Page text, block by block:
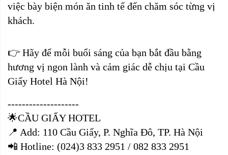
việc bày biện món ăn tinh tế đến chăm sóc từng vị
khách.
👉 Hãy để mỗi buổi sáng của bạn bắt đầu bằng
hương vị ngon lành và cảm giác dễ chịu tại Cầu
Giấy Hotel Hà Nội!
--------------------
🌟CẦU GIẤY HOTEL
📍 Add: 110 Cầu Giấy, P. Nghĩa Đô, TP. Hà Nội
📲 Hotline: (024)3 833 2951 / 082 833 2951